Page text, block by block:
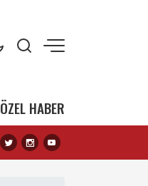
ÖZEL HABER